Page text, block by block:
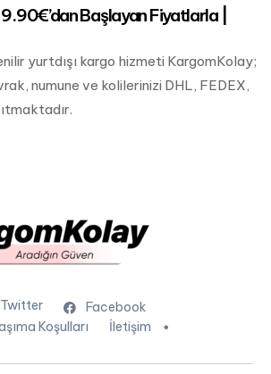
Başlayan Fiyatlarla |
yurtdışı kargo hizmeti KargomKolay;
numune ve kolilerinizi DHL, FEDEX,
Twitter
Facebook
Koşulları İletişim